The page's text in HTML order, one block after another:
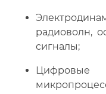
радиоволн,
сигналы;